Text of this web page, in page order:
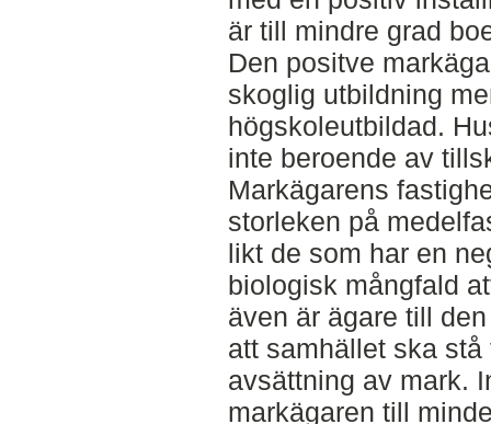
är till mindre grad
Den positve
skoglig utbildning
högskoleutbildad.
inte beroende av
Markägarens
storleken på
likt de som har en
biologisk mångfald
även är ägare till
att samhället ska
avsättning av mark.
markägaren till